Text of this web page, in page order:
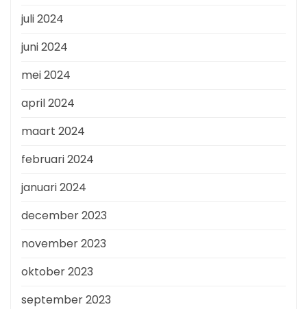
juli 2024
juni 2024
mei 2024
april 2024
maart 2024
februari 2024
januari 2024
december 2023
november 2023
oktober 2023
september 2023